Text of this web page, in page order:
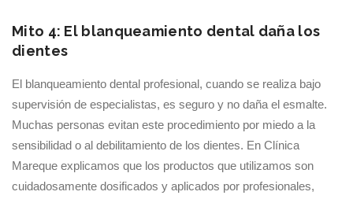
Mito 4: El blanqueamiento dental daña los
dientes
El blanqueamiento dental profesional, cuando se realiza bajo
supervisión de especialistas, es seguro y no daña el esmalte.
Muchas personas evitan este procedimiento por miedo a la
sensibilidad o al debilitamiento de los dientes. En Clínica
Mareque explicamos que los productos que utilizamos son
cuidadosamente dosificados y aplicados por profesionales,